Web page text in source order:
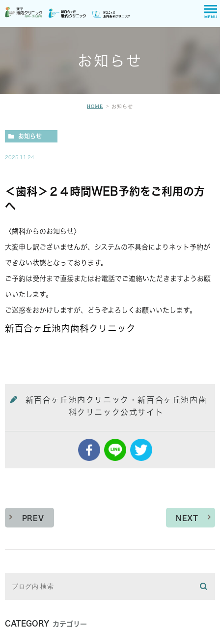
お知らせ
HOME お知らせ
お知らせ
2025.11.24
＜歯科＞２４時間WEB予約をご利用の方
へ
〈歯科からのお知らせ〉
大変申し訳ございませんが、システムの不具合によりネット予約が
できない状態となっております。
ご予約は受付まで直接またはお電話でご連絡いただきますようお願
いいたします。
ご迷惑をおかけしますが、どうぞよろしくお願いいたします。
新百合ヶ丘池内歯科クリニック
新百合ヶ丘池内クリニック・新百合ヶ丘池内歯
科クリニック公式サイト
PREV NEXT
CATEGORY カテゴリー